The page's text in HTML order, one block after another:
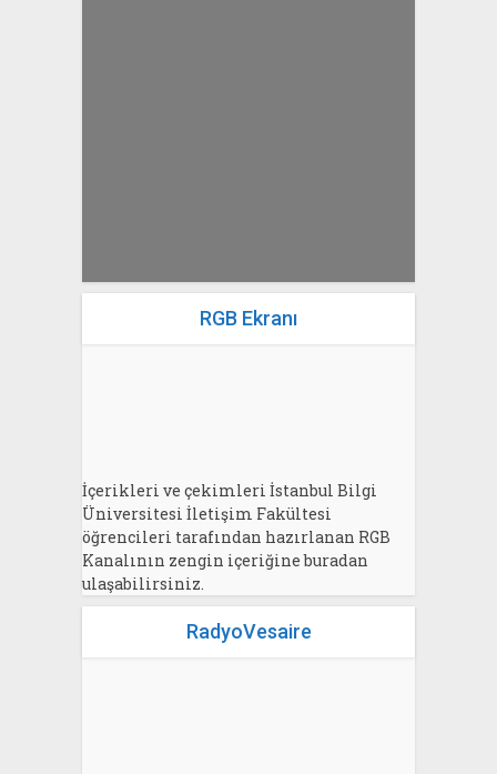
RGB Ekranı
İçerikleri ve çekimleri İstanbul Bilgi
Üniversitesi İletişim Fakültesi
öğrencileri tarafından hazırlanan RGB
Kanalının zengin içeriğine buradan
ulaşabilirsiniz.
RadyoVesaire